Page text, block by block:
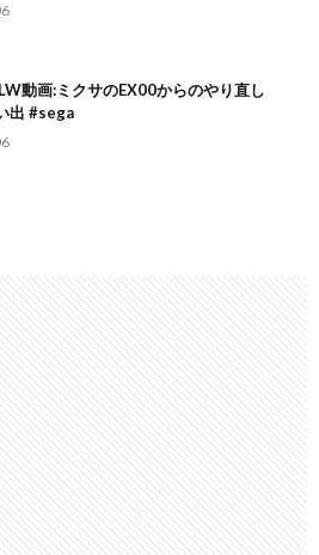
動画:ミクサのEX00からのやり直し
出 #sega